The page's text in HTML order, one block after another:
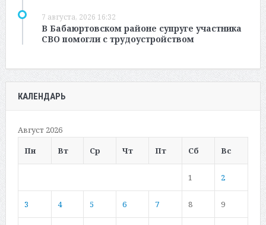
7 августа, 2026 16:32
В Бабаюртовском районе супруге участника
СВО помогли с трудоустройством
КАЛЕНДАРЬ
Август 2026
Пн
Вт Ср Чт Пт Сб Вс
1 2
3 4 5 6 7 8 9